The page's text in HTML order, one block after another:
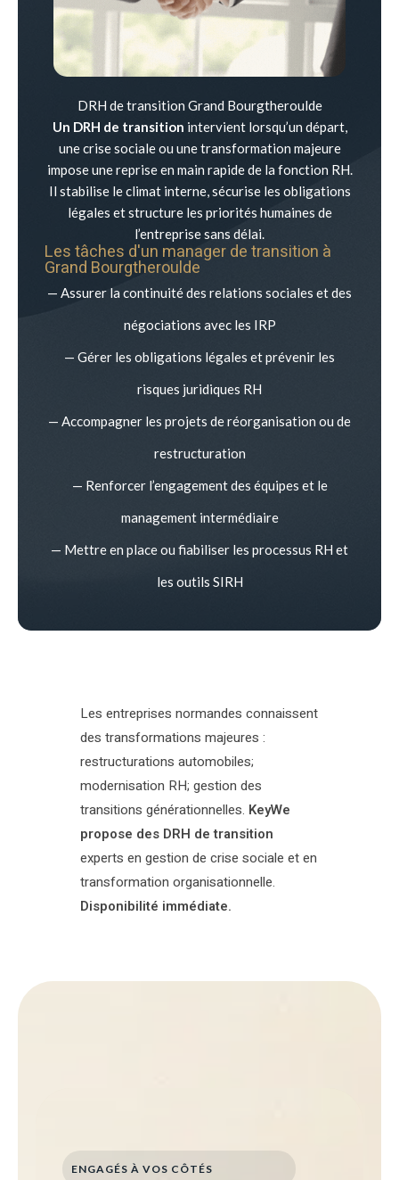
DRH de transition Grand Bourgtheroulde
Un DRH de transition intervient lorsqu’un départ,
une crise sociale ou une transformation majeure
impose une reprise en main rapide de la fonction RH.
Il stabilise le climat interne, sécurise les obligations
légales et structure les priorités humaines de
l’entreprise sans délai.
Les tâches d'un manager de transition à
Grand Bourgtheroulde
— Assurer la continuité des relations sociales et des
négociations avec les IRP
— Gérer les obligations légales et prévenir les
risques juridiques RH
— Accompagner les projets de réorganisation ou de
restructuration
— Renforcer l’engagement des équipes et le
management intermédiaire
— Mettre en place ou fiabiliser les processus RH et
les outils SIRH
Les entreprises normandes connaissent
des transformations majeures :
restructurations automobiles;
modernisation RH; gestion des
transitions générationnelles. KeyWe
propose des DRH de transition
experts en gestion de crise sociale et en
transformation organisationnelle.
Disponibilité immédiate.
ENGAGÉS À VOS CÔTÉS